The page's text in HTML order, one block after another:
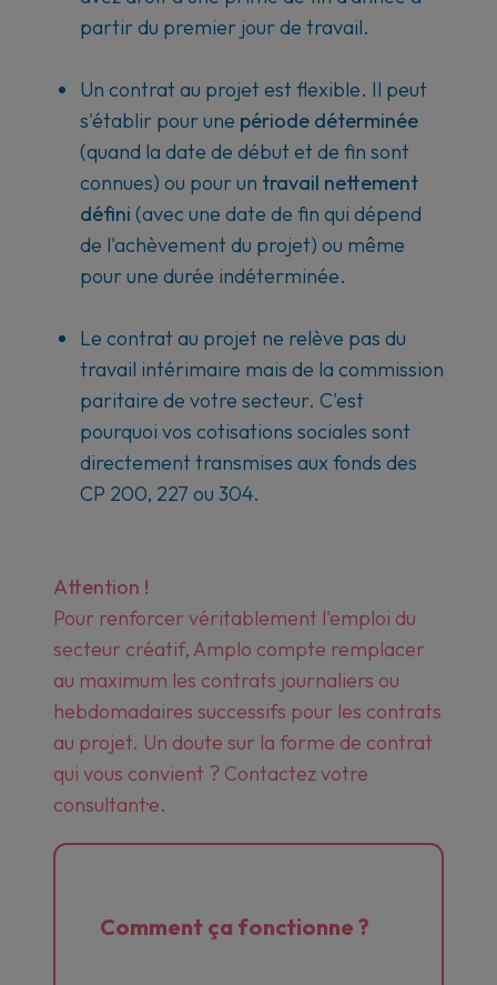
partir du premier jour de travail.
Un contrat au projet est flexible. Il peut
s'établir pour une période déterminée
(quand la date de début et de fin sont
connues) ou pour un travail nettement
défini (avec une date de fin qui dépend
de l'achèvement du projet) ou même
pour une durée indéterminée.
Le contrat au projet ne relève pas du
travail intérimaire mais de la commission
paritaire de votre secteur. C'est
pourquoi vos cotisations sociales sont
directement transmises aux fonds des
CP 200, 227 ou 304.
Attention !
Pour renforcer véritablement l'emploi du
secteur créatif, Amplo compte remplacer
au maximum les contrats journaliers ou
hebdomadaires successifs pour les contrats
au projet. Un doute sur la forme de contrat
qui vous convient ? Contactez votre
consultant·e.
Comment ça fonctionne ?